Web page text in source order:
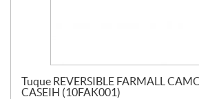
Tuque REVERSIBLE FARMALL
CASEIH (10FAK001)